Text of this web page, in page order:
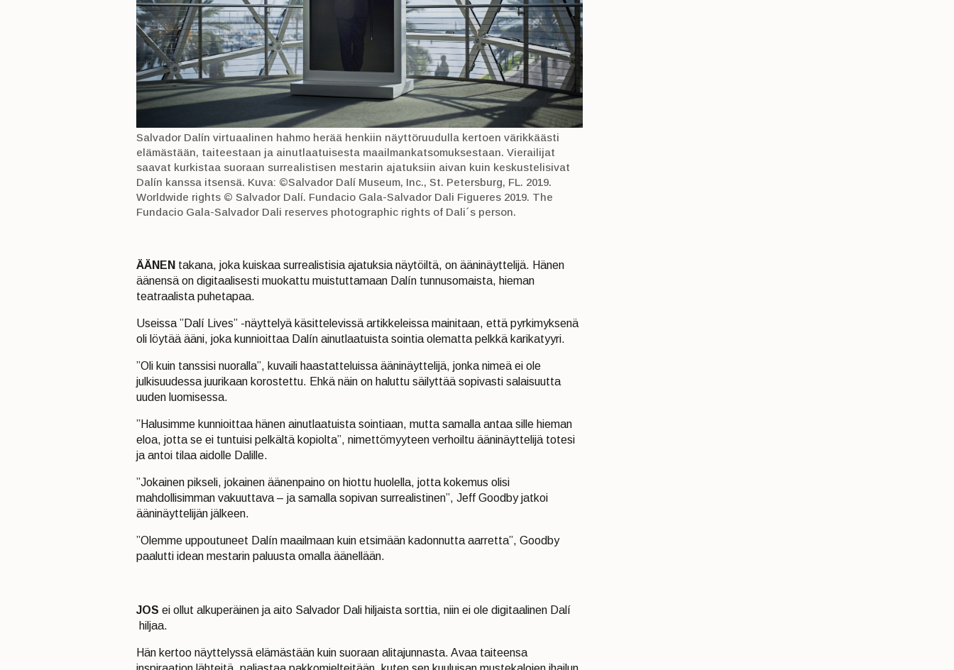
Salvador Dalín virtuaalinen hahmo herää henkiin näyttöruudulla kertoen värikkäästi
elämästään, taiteestaan ja ainutlaatuisesta maailmankatsomuksestaan. Vierailijat
saavat kurkistaa suoraan surrealistisen mestarin ajatuksiin aivan kuin keskustelisivat
Dalín kanssa itsensä. Kuva: ©Salvador Dalí Museum, Inc., St. Petersburg, FL. 2019.
Worldwide rights © Salvador Dalí. Fundacio Gala-Salvador Dali Figueres 2019. The
Fundacio Gala-Salvador Dali reserves photographic rights of Dali´s person.
ÄÄNEN takana, joka kuiskaa surrealistisia ajatuksia näytöiltä, on ääninäyttelijä. Hänen
äänensä on digitaalisesti muokattu muistuttamaan Dalín tunnusomaista, hieman
teatraalista puhetapaa.
Useissa ”Dalí Lives” -näyttelyä käsittelevissä artikkeleissa mainitaan, että pyrkimyksenä
oli löytää ääni, joka kunnioittaa Dalín ainutlaatuista sointia olematta pelkkä karikatyyri.
”Oli kuin tanssisi nuoralla”, kuvaili haastatteluissa ääninäyttelijä, jonka nimeä ei ole
julkisuudessa juurikaan korostettu. Ehkä näin on haluttu säilyttää sopivasti salaisuutta
uuden luomisessa.
”Halusimme kunnioittaa hänen ainutlaatuista sointiaan, mutta samalla antaa sille hieman
eloa, jotta se ei tuntuisi pelkältä kopiolta”, nimettömyyteen verhoiltu ääninäyttelijä totesi
ja antoi tilaa aidolle Dalille.
”Jokainen pikseli, jokainen äänenpaino on hiottu huolella, jotta kokemus olisi
mahdollisimman vakuuttava – ja samalla sopivan surrealistinen”, Jeff Goodby jatkoi
ääninäyttelijän jälkeen.
”Olemme uppoutuneet Dalín maailmaan kuin etsimään kadonnutta aarretta”, Goodby
paalutti idean mestarin paluusta omalla äänellään.
JOS ei ollut alkuperäinen ja aito Salvador Dali hiljaista sorttia, niin ei ole digitaalinen Dalí
hiljaa.
Hän kertoo näyttelyssä elämästään kuin suoraan alitajunnasta. Avaa taiteensa